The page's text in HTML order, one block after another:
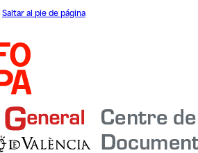
Saltar al pie de página